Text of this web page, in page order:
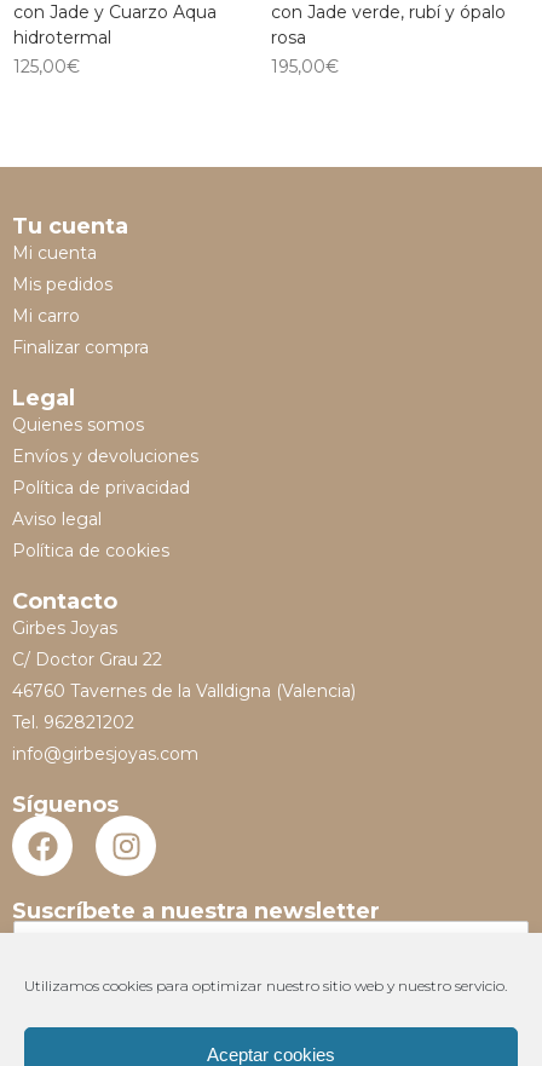
Utilizamos cookies para optimizar nuestro sitio web y nuestro servicio.
Aceptar cookies
con Jade y Cuarzo Aqua
hidrotermal
125,00€
con Jade verde, rubí y ópalo
rosa
195,00€
Tu cuenta
Mi cuenta
Mis pedidos
Mi carro
Finalizar compra
Legal
Quienes somos
Envíos y devoluciones
Política de privacidad
Aviso legal
Política de cookies
Contacto
Girbes Joyas
C/ Doctor Grau 22
46760 Tavernes de la Valldigna (Valencia)
Tel. 962821202
info@girbesjoyas.com
Síguenos
Suscríbete a nuestra newsletter
N
m
m